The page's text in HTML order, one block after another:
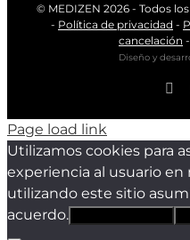
© MEDIZEN 2026 - Todos
- Política de privacidad -
cancelación -
Diseño y
Page load link
Utilizamos cookies para
experiencia al usuario en
utilizando este sitio
acuerdo.